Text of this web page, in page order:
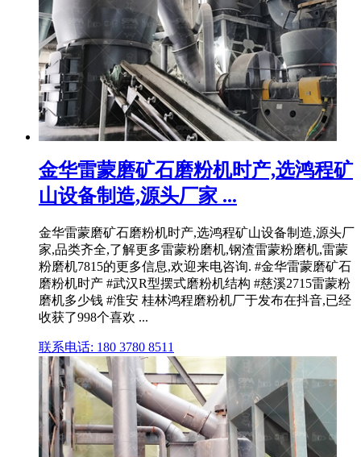
金华雷蒙磨矿石磨粉机时产,选鸿程矿
山设备制造,源头厂家 ...
金华雷蒙磨矿石磨粉机时产,选鸿程矿山设备制造,源头厂
家,品类齐全,了解更多雷蒙粉磨机,钢渣雷蒙粉磨机,雷蒙
粉磨机7815的更多信息,欢迎来电咨询. #金华雷蒙磨矿石
磨粉机时产 #武汉R型摆式磨粉机结构 #慈溪2715雷蒙粉
磨机多少钱 #淮安 桂林鸿程磨粉机厂于发布在抖音,已经
收获了998个喜欢 ...
联系电话: 180 3780 8511